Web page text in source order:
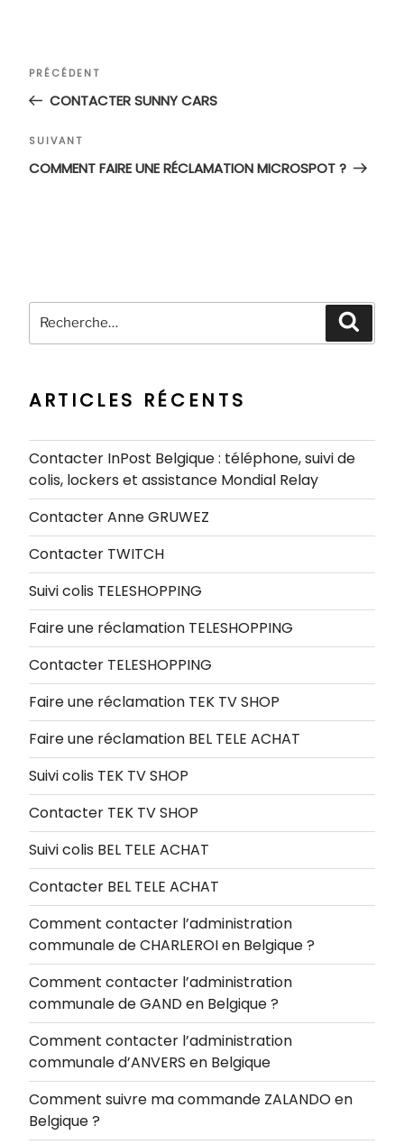
Navigation
l’article
Article
précédent
PRÉCÉDENT
CONTACTER SUNNY CARS
Article
suivant
SUIVANT
COMMENT FAIRE UNE RÉCLAMATION MICROSPOT ?
Recherche
pour
ARTICLES RÉCENTS
Contacter InPost Belgique : téléphone, suivi de
colis, lockers et assistance Mondial Relay
Contacter Anne GRUWEZ
Contacter TWITCH
Suivi colis TELESHOPPING
Faire une réclamation TELESHOPPING
Contacter TELESHOPPING
Faire une réclamation TEK TV SHOP
Faire une réclamation BEL TELE ACHAT
Suivi colis TEK TV SHOP
Contacter TEK TV SHOP
Suivi colis BEL TELE ACHAT
Contacter BEL TELE ACHAT
Comment contacter l’administration
communale de CHARLEROI en Belgique ?
Comment contacter l’administration
communale de GAND en Belgique ?
Comment contacter l’administration
communale d’ANVERS en Belgique
Comment suivre ma commande ZALANDO en
Belgique ?